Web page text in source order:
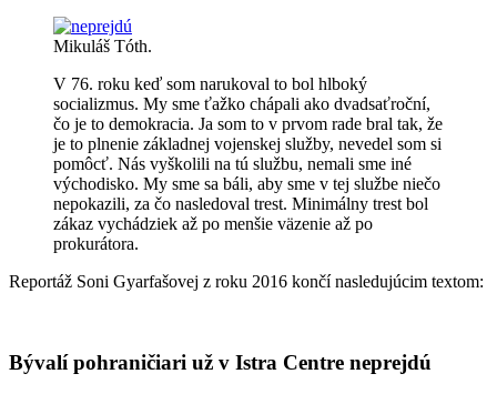
Mikuláš Tóth.
V 76. roku keď som narukoval to bol hlboký
socializmus. My sme ťažko chápali ako dvadsaťroční,
čo je to demokracia. Ja som to v prvom rade bral tak, že
je to plnenie základnej vojenskej služby, nevedel som si
pomôcť. Nás vyškolili na tú službu, nemali sme iné
východisko. My sme sa báli, aby sme v tej službe niečo
nepokazili, za čo nasledoval trest. Minimálny trest bol
zákaz vychádziek až po menšie väzenie až po
prokurátora.
Reportáž Soni Gyarfašovej z roku 2016 končí nasledujúcim textom:
Bývalí pohraničiari už v Istra Centre neprejdú